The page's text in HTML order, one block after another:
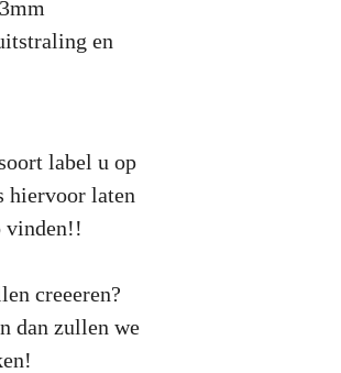
en
label u op
hiervoor laten
vinden!!
creeeren?
dan zullen we